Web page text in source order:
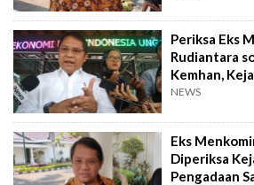
Periksa Eks
Rudiantara
Kemhan,
Penyelidikan
NEWS
Eks
Diperiksa
Pengadaan